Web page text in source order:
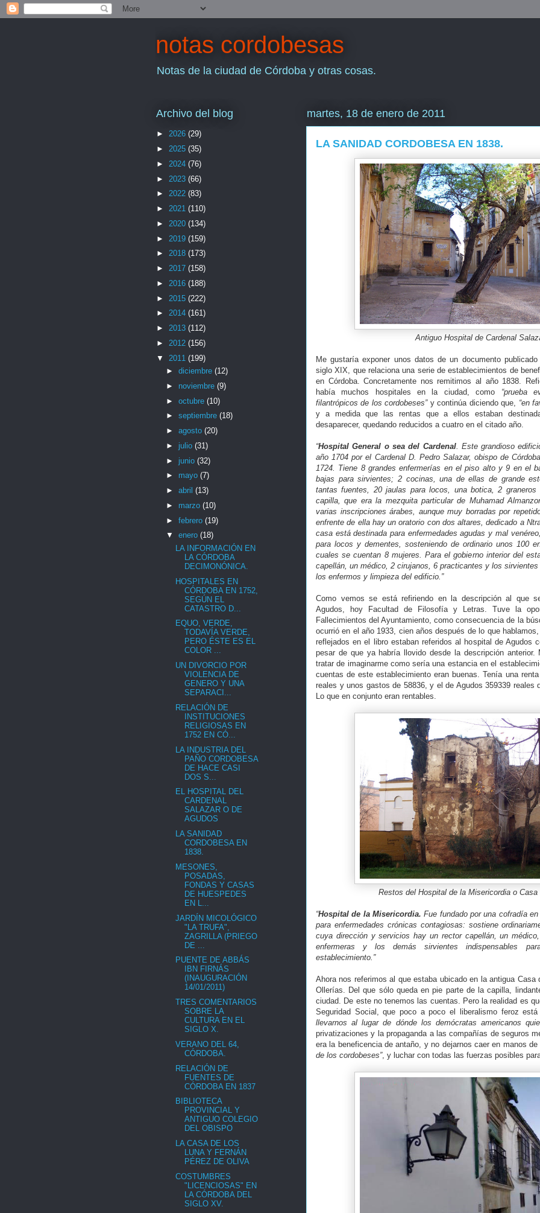
notas cordobesas
Notas de la ciudad de Córdoba y otras cosas.
martes, 18 de enero de 2011
LA SANIDAD CORDOBESA EN 1838.
Antiguo Hospital de Cardenal
Me gustaría exponer unos datos de un documento
siglo XIX, que relaciona una serie de establecimientos de
en Córdoba. Concretamente nos remitimos al año 1838.
había muchos hospitales en la ciudad, como “prueba
filantrópicos de los cordobeses” y continúa diciendo que, “en
y a medida que las rentas que a ellos estaban
desaparecer, quedando reducidos a cuatro en el citado año.
“Hospital General o sea del Cardenal. Este grandioso
año 1704 por el Cardenal D. Pedro Salazar, obispo de
1724. Tiene 8 grandes enfermerías en el piso alto y 9 en el
bajas para sirvientes; 2 cocinas, una de ellas de grande
tantas fuentes, 20 jaulas para locos, una botica, 2
capilla, que era la mezquita particular de Muhamad
varias inscripciones árabes, aunque muy borradas por
enfrente de ella hay un oratorio con dos altares, dedicado a
casa está destinada para enfermedades agudas y mal
para locos y dementes, sosteniendo de ordinario unos 100
cuales se cuentan 8 mujeres. Para el gobierno interior del
capellán, un médico, 2 cirujanos, 6 practicantes y los
los enfermos y limpieza del edificio.”
Como vemos se está refiriendo en la descripción al que
Agudos, hoy Facultad de Filosofía y Letras. Tuve la
Fallecimientos del Ayuntamiento, como consecuencia de la
ocurrió en el año 1933, cien años después de lo que
reflejados en el libro estaban referidos al hospital de Agudos
pesar de que ya habría llovido desde la descripción anterior.
tratar de imaginarme como sería una estancia en el
cuentas de este establecimiento eran buenas. Tenía una
reales y unos gastos de 58836, y el de Agudos 359339 reales
Lo que en conjunto eran rentables.
Restos del Hospital de la Misericordia o
“Hospital de la Misericordia. Fue fundado por una cofradía
para enfermedades crónicas contagiosas: sostiene
cuya dirección y servicios hay un rector capellán, un
enfermeras y los demás sirvientes indispensables
establecimiento.”
Ahora nos referimos al que estaba ubicado en la antigua
Ollerías. Del que sólo queda en pie parte de la capilla,
ciudad. De este no tenemos las cuentas. Pero la realidad es
Seguridad Social, que poco a poco el liberalismo feroz
llevarnos al lugar de dónde los demócratas americanos
privatizaciones y la propaganda a las compañías de seguros
era la beneficencia de antaño, y no dejarnos caer en manos
de los cordobeses”, y luchar con todas las fuerzas posibles
Archivo del blog
► 2026 (29)
► 2025 (35)
► 2024 (76)
► 2023 (66)
► 2022 (83)
► 2021 (110)
► 2020 (134)
► 2019 (159)
► 2018 (173)
► 2017 (158)
► 2016 (188)
► 2015 (222)
► 2014 (161)
► 2013 (112)
► 2012 (156)
▼ 2011 (199)
► diciembre (12)
► noviembre (9)
► octubre (10)
► septiembre (18)
► agosto (20)
► julio (31)
► junio (32)
► mayo (7)
► abril (13)
► marzo (10)
► febrero (19)
▼ enero (18)
LA INFORMACIÓN EN
LA CÓRDOBA
DECIMONÓNICA.
HOSPITALES EN
CÓRDOBA EN 1752,
SEGÚN EL
CATASTRO D...
EQUO, VERDE,
TODAVÍA VERDE,
PERO ÉSTE ES EL
COLOR ...
UN DIVORCIO POR
VIOLENCIA DE
GENERO Y UNA
SEPARACI...
RELACIÓN DE
INSTITUCIONES
RELIGIOSAS EN
1752 EN CÓ...
LA INDUSTRIA DEL
PAÑO CORDOBESA
DE HACE CASI
DOS S...
EL HOSPITAL DEL
CARDENAL
SALAZAR O DE
AGUDOS
LA SANIDAD
CORDOBESA EN
1838.
MESONES,
POSADAS,
FONDAS Y CASAS
DE HUESPEDES
EN L...
JARDÍN MICOLÓGICO
"LA TRUFA",
ZAGRILLA (PRIEGO
DE ...
PUENTE DE ABBÁS
IBN FIRNÁS
(INAUGURACIÓN
14/01/2011)
TRES COMENTARIOS
SOBRE LA
CULTURA EN EL
SIGLO X.
VERANO DEL 64,
CÓRDOBA.
RELACIÓN DE
FUENTES DE
CÓRDOBA EN 1837
BIBLIOTECA
PROVINCIAL Y
ANTIGUO COLEGIO
DEL OBISPO
LA CASA DE LOS
LUNA Y FERNÁN
PÉREZ DE OLIVA
COSTUMBRES
"LICENCIOSAS" EN
LA CÓRDOBA DEL
SIGLO XV.